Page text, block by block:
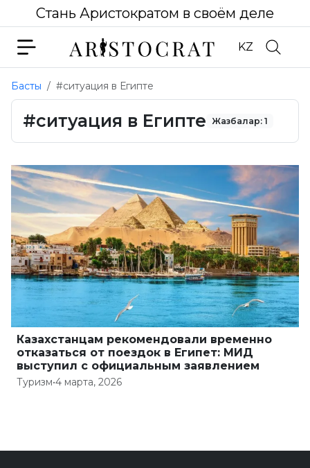
Стань Аристократом в своём деле
KZ
Басты #ситуация в Египте
#ситуация в Египте Жазбалар: 1
Казахстанцам рекомендовали временно
отказаться от поездок в Египет: МИД
выступил с официальным заявлением
Туризм•4 марта, 2026